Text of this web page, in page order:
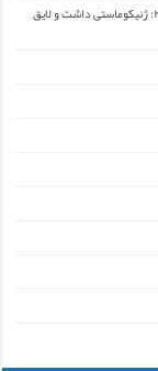
انتقاد تند یوتیوبر کانادایی از قهرمانی سمسون داودا در مستر المپیا ۲۰۲۴: ژنیکوماستی داشت و لایق